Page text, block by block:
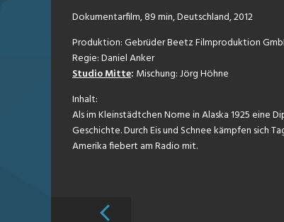
Dokumentarfilm, 89 min, Deutschland, 2012
Produktion: Gebrüder Beetz Filmproduktion
Regie: Daniel Anker
Studio Mitte: Mischung: Jörg Höhne
Inhalt:
Als im Kleinstädtchen Nome in Alaska 1925 eine
Geschichte. Durch Eis und Schnee kämpfen sich
Amerika fiebert am Radio mit.